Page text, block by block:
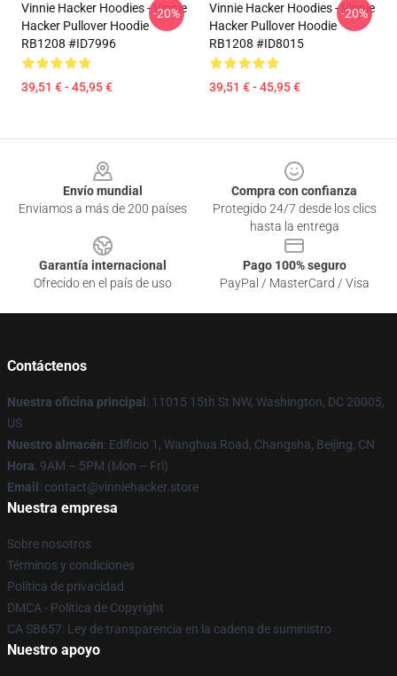
Vinnie Hacker Hoodies - Vinnie
Hacker Pullover Hoodie
RB1208 #ID7996
39,51 € - 45,95 €
-20%
Vinnie Hacker Hoodies - Vinnie
Hacker Pullover Hoodie
RB1208 #ID8015
39,51 € - 45,95 €
-20%
Envío mundial
Enviamos a más de 200 países
Compra con confianza
Protegido 24/7 desde los clics
hasta la entrega
Garantía internacional
Ofrecido en el país de uso
Pago 100% seguro
PayPal / MasterCard / Visa
Contáctenos
Nuestra oficina principal : 11015 15th St NW, Washington, DC 20005,
US
Nuestro almacén: Edificio 1, Wanghua Road, Changsha, Beijing, CN
Hora: 9AM – 5PM (Mon – Fri)
Email : contact@vinniehacker.store
Nuestra empresa
Sobre nosotros
Términos y condiciones
Política de privacidad
DMCA - Política de Copyright
CA SB657: Ley de transparencia en la cadena de suministro
Nuestro apoyo